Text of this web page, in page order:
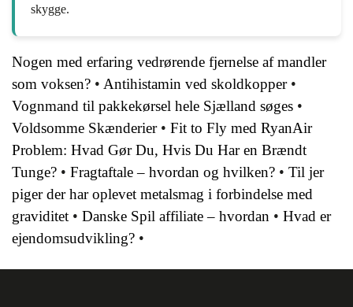
skygge.
Nogen med erfaring vedrørende fjernelse af mandler
som voksen? • Antihistamin ved skoldkopper•
Vognmand til pakkekørsel hele Sjælland søges •
Voldsomme Skænderier• Fit to Fly med RyanAir
Problem: Hvad Gør Du, Hvis Du Har en Brændt
Tunge? • Fragtaftale – hvordan og hvilken? • Til jer
piger der har oplevet metalsmag i forbindelse med
graviditet • Danske Spil affiliate – hvordan • Hvad er
ejendomsudvikling? •